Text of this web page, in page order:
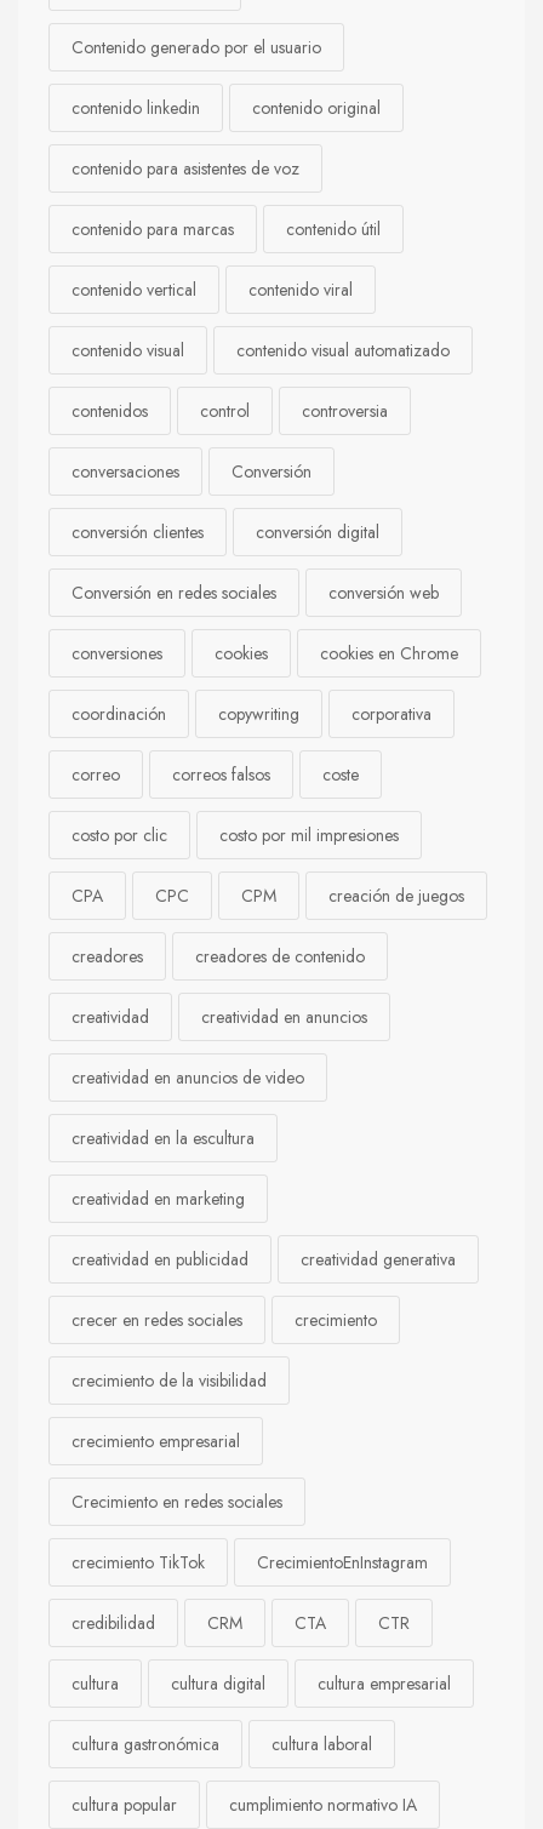
Contenido generado por el usuario
contenido linkedin contenido original
contenido para asistentes de voz
contenido para marcas contenido útil
contenido vertical contenido viral
contenido visual contenido visual automatizado
contenidos control controversia
conversaciones Conversión
conversión clientes conversión digital
Conversión en redes sociales conversión web
conversiones cookies cookies en Chrome
coordinación copywriting corporativa
correo correos falsos coste
costo por clic costo por mil impresiones
CPA CPC CPM creación de juegos
creadores creadores de contenido
creatividad creatividad en anuncios
creatividad en anuncios de video
creatividad en la escultura
creatividad en marketing
creatividad en publicidad creatividad generativa
crecer en redes sociales crecimiento
crecimiento de la visibilidad
crecimiento empresarial
Crecimiento en redes sociales
crecimiento TikTok CrecimientoEnInstagram
credibilidad CRM CTA CTR
cultura cultura digital cultura empresarial
cultura gastronómica cultura laboral
cultura popular cumplimiento normativo IA